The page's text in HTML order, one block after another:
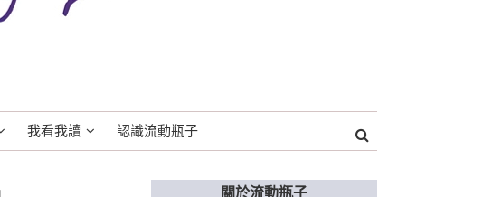
我看我讀 認識流動瓶子
關於流動瓶子